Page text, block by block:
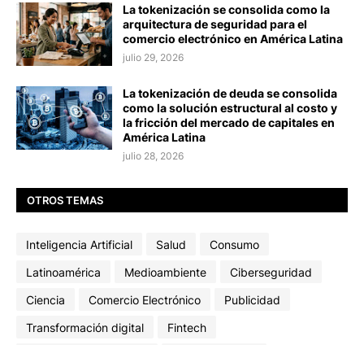
La tokenización se consolida como la
arquitectura de seguridad para el
comercio electrónico en América Latina
julio 29, 2026
La tokenización de deuda se consolida
como la solución estructural al costo y
la fricción del mercado de capitales en
América Latina
julio 28, 2026
OTROS TEMAS
Inteligencia Artificial Salud
Consumo
Latinoamérica
Medioambiente
Ciberseguridad
Ciencia
Comercio Electrónico
Publicidad
Transformación digital
Fintech